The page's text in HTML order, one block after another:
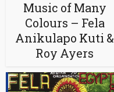
Music of Many
Colours – Fela
Anikulapo Kuti &
Roy Ayers